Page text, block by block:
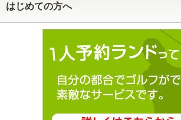
はじめての方へ